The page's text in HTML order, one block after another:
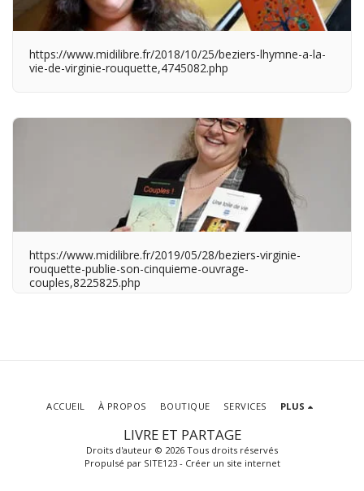
https://www.midilibre.fr/2018/10/25/beziers-lhymne-a-la-
vie-de-virginie-rouquette,4745082.php
https://www.midilibre.fr/2019/05/28/beziers-virginie-
rouquette-publie-son-cinquieme-ouvrage-
couples,8225825.php
LIVRE ET PARTAGE
Droits d'auteur © 2026 Tous droits réservés
Propulsé par SITE123- Créer un site internet
ACCUEIL À PROPOS BOUTIQUE SERVICES PLUS